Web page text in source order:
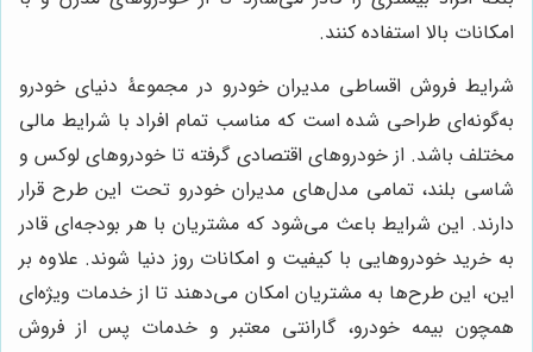
امکانات بالا استفاده کنند.
شرایط فروش اقساطی مدیران خودرو در مجموعۀ دنیای خودرو
به‌گونه‌ای طراحی شده است که مناسب تمام افراد با شرایط مالی
مختلف باشد. از خودروهای اقتصادی گرفته تا خودروهای لوکس و
شاسی بلند، تمامی مدل‌های مدیران خودرو تحت این طرح قرار
دارند. این شرایط باعث می‌شود که مشتریان با هر بودجه‌ای قادر
به خرید خودروهایی با کیفیت و امکانات روز دنیا شوند. علاوه بر
این، این طرح‌ها به مشتریان امکان می‌دهند تا از خدمات ویژه‌ای
همچون بیمه خودرو، گارانتی معتبر و خدمات پس از فروش